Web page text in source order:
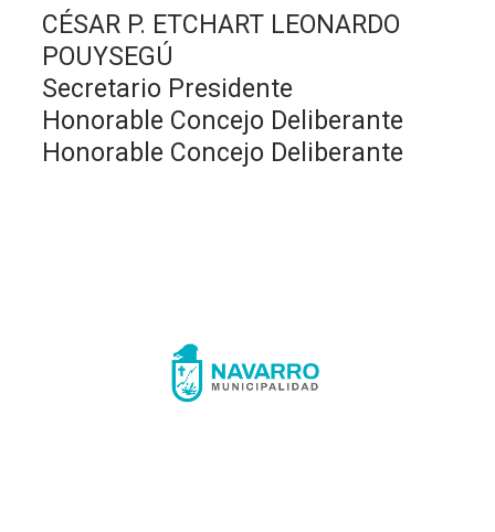
CÉSAR P. ETCHART LEONARDO
POUYSEGÚ
Secretario Presidente
Honorable Concejo Deliberante
Honorable Concejo Deliberante